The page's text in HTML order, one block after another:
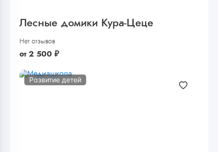
Лесные домики Кура-Цеце
Нет отзывов
от 2 500 ₽
Развитие детей